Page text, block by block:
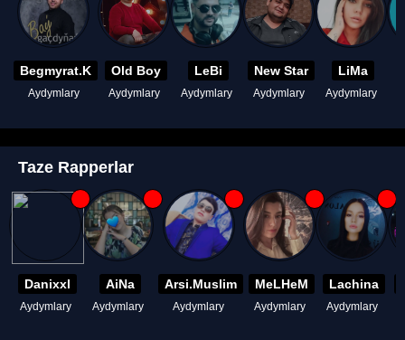
Begmyrat.K
Aydymlary
Old Boy
Aydymlary
LeBi
Aydymlary
New Star
Aydymlary
LiMa
Aydymlary
Taze Rapperlar
Danixxl
Aydymlary
AiNa
Aydymlary
Arsi.Muslim
Aydymlary
MeLHeM
Aydymlary
Lachina
Aydymlary